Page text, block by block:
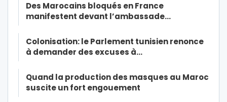
Des Marocains bloqués en France
manifestent devant l’ambassade…
Colonisation: le Parlement tunisien renonce
à demander des excuses à…
Quand la production des masques au Maroc
suscite un fort engouement